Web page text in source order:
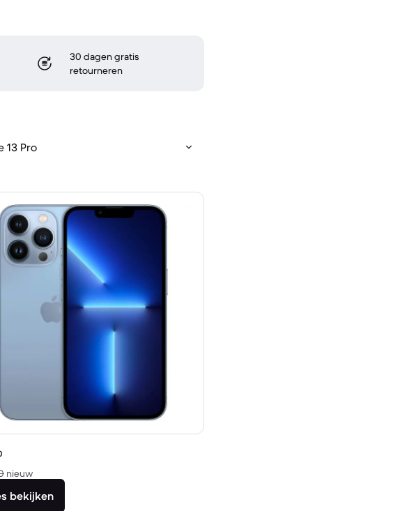
30 dagen gratis
retourneren
13 Pro
prijs:
nieuwVergeleken met € 1.159,00 nieuw
bekijken